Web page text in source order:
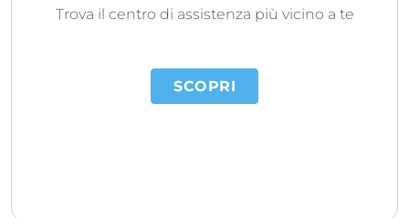
Trova il centro di assistenza più vicino a te
SCOPRI